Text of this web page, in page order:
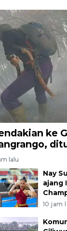
ke
lalu
Nay
ajang
10 jam